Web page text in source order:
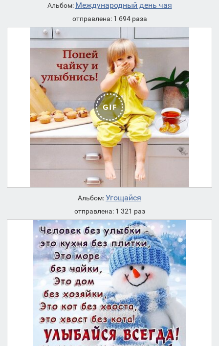
Альбом: Международный день чая
отправлена: 1 694 раза
Альбом:Угощайся
отправлена: 1 321 раз